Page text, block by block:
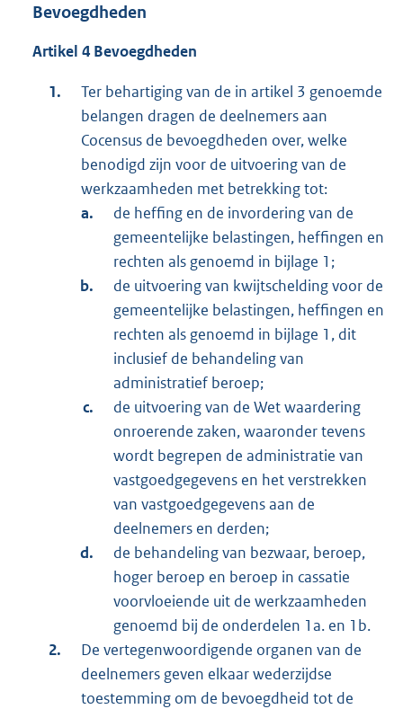
Bevoegdheden
Artikel 4 Bevoegdheden
Ter behartiging van de in artikel 3 genoemde
belangen dragen de deelnemers aan
Cocensus de bevoegdheden over, welke
benodigd zijn voor de uitvoering van de
werkzaamheden met betrekking tot:
de heffing en de invordering van de
gemeentelijke belastingen, heffingen en
rechten als genoemd in bijlage 1;
de uitvoering van kwijtschelding voor de
gemeentelijke belastingen, heffingen en
rechten als genoemd in bijlage 1, dit
inclusief de behandeling van
administratief beroep;
de uitvoering van de Wet waardering
onroerende zaken, waaronder tevens
wordt begrepen de administratie van
vastgoedgegevens en het verstrekken
van vastgoedgegevens aan de
deelnemers en derden;
de behandeling van bezwaar, beroep,
hoger beroep en beroep in cassatie
voorvloeiende uit de werkzaamheden
genoemd bij de onderdelen 1a. en 1b.
De vertegenwoordigende organen van de
deelnemers geven elkaar wederzijdse
toestemming om de bevoegdheid tot de